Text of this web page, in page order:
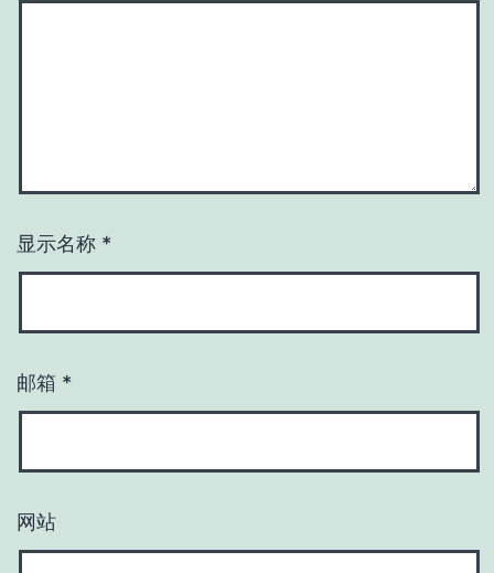
显示名称 *
邮箱 *
网站